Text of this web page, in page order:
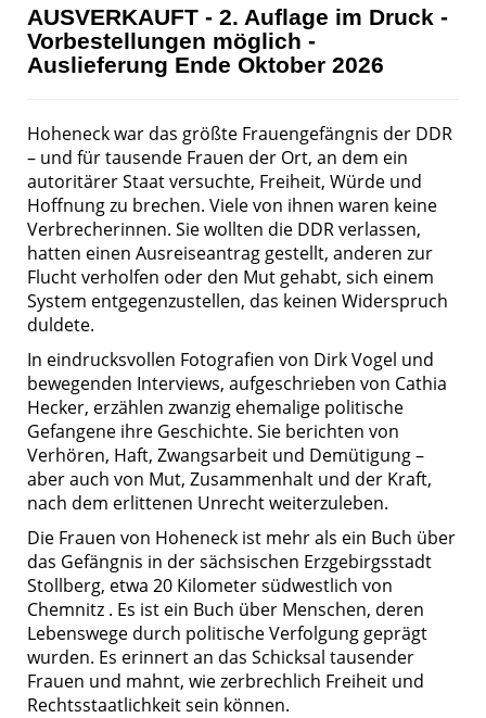
AUSVERKAUFT - 2. Auflage im Druck -
Vorbestellungen möglich -
Auslieferung Ende Oktober 2026
Hoheneck war das größte Frauengefängnis der DDR
– und für tausende Frauen der Ort, an dem ein
autoritärer Staat versuchte, Freiheit, Würde und
Hoffnung zu brechen. Viele von ihnen waren keine
Verbrecherinnen. Sie wollten die DDR verlassen,
hatten einen Ausreiseantrag gestellt, anderen zur
Flucht verholfen oder den Mut gehabt, sich einem
System entgegenzustellen, das keinen Widerspruch
duldete.
In eindrucksvollen Fotografien von Dirk Vogel und
bewegenden Interviews, aufgeschrieben von Cathia
Hecker, erzählen zwanzig ehemalige politische
Gefangene ihre Geschichte. Sie berichten von
Verhören, Haft, Zwangsarbeit und Demütigung –
aber auch von Mut, Zusammenhalt und der Kraft,
nach dem erlittenen Unrecht weiterzuleben.
Die Frauen von Hoheneck ist mehr als ein Buch über
das Gefängnis in der sächsischen Erzgebirgsstadt
Stollberg, etwa 20 Kilometer südwestlich von
Chemnitz . Es ist ein Buch über Menschen, deren
Lebenswege durch politische Verfolgung geprägt
wurden. Es erinnert an das Schicksal tausender
Frauen und mahnt, wie zerbrechlich Freiheit und
Rechtsstaatlichkeit sein können.